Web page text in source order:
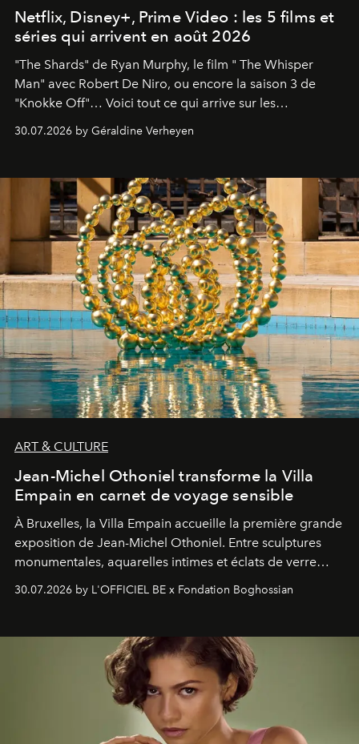
Netflix, Disney+, Prime Video : les 5 films et
séries qui arrivent en août 2026
"The Shards" de Ryan Murphy, le film " The Whisper
Man" avec Robert De Niro, ou encore la saison 3 de
"Knokke Off"… Voici tout ce qui arrive sur les
plateformes de streaming en août 2026.
30.07.2026 by Géraldine Verheyen
ART & CULTURE
Jean-Michel Othoniel transforme la Villa
Empain en carnet de voyage sensible
À Bruxelles, la Villa Empain accueille la première grande
exposition de Jean-Michel Othoniel. Entre sculptures
monumentales, aquarelles intimes et éclats de verre
soufflé, l’artiste français compose un itinéraire
émotionnel où chaque œuvre devient le souvenir
émerveillement.
30.07.2026 by L'OFFICIEL BE x Fondation Boghossian